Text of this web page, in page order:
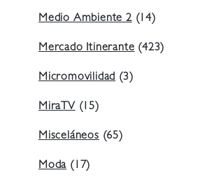
Medio Ambiente 2(14)
Mercado Itinerante(423)
Micromovilidad(3)
MiraTV(15)
Misceláneos(65)
Moda(17)